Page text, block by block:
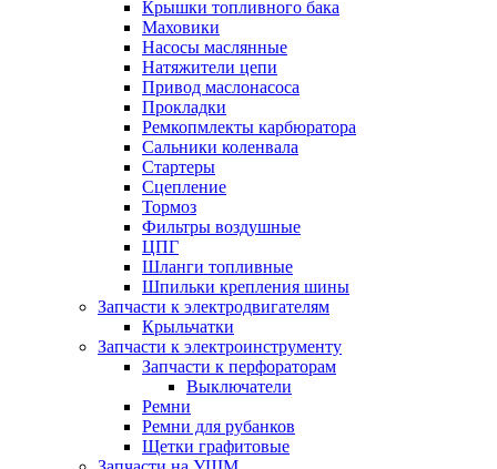
Крышки топливного бака
Маховики
Насосы маслянные
Натяжители цепи
Привод маслонасоса
Прокладки
Ремкопмлекты карбюратора
Сальники коленвала
Стартеры
Сцепление
Тормоз
Фильтры воздушные
ЦПГ
Шланги топливные
Шпильки крепления шины
Запчасти к электродвигателям
Крыльчатки
Запчасти к электроинструменту
Запчасти к перфораторам
Выключатели
Ремни
Ремни для рубанков
Щетки графитовые